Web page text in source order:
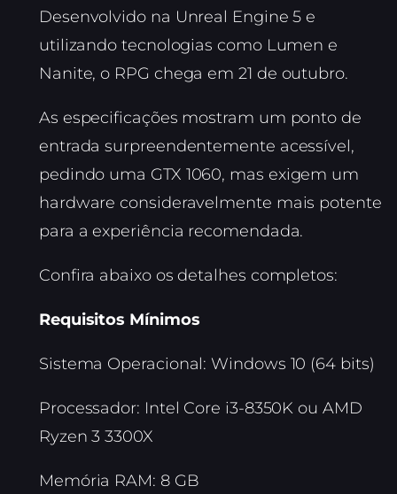
Desenvolvido na Unreal Engine 5 e
utilizando tecnologias como Lumen e
Nanite, o RPG chega em 21 de outubro.
As especificações mostram um ponto de
entrada surpreendentemente acessível,
pedindo uma GTX 1060, mas exigem um
hardware consideravelmente mais potente
para a experiência recomendada.
Confira abaixo os detalhes completos:
Requisitos Mínimos
Sistema Operacional: Windows 10 (64 bits)
Processador: Intel Core i3-8350K ou AMD
Ryzen 3 3300X
Memória RAM: 8 GB